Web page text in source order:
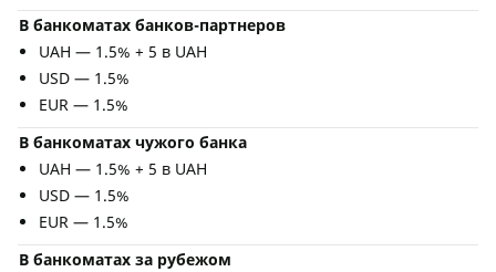
В банкоматах банков-партнеров
UAH — 1.5% + 5 в UAH
USD — 1.5%
EUR — 1.5%
В банкоматах чужого банка
UAH — 1.5% + 5 в UAH
USD — 1.5%
EUR — 1.5%
В банкоматах за рубежом